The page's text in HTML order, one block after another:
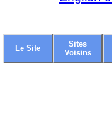
Le Site
Sites
Voisins